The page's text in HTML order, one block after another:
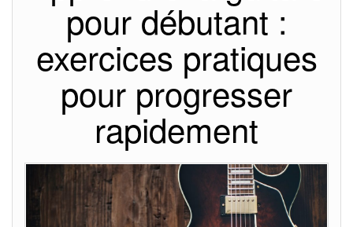
pour débutant :
exercices pratiques
pour progresser
rapidement